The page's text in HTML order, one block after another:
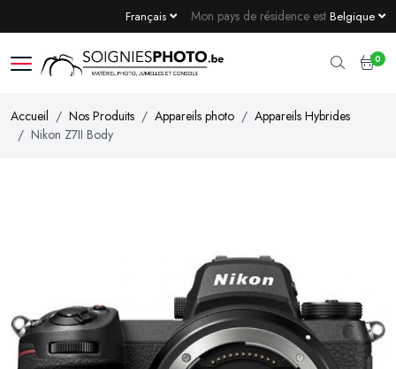
Mon pays de résidence est Belgique
Français
0
Accueil Nos Produits Appareils photo
Appareils Hybrides
Nikon Z7II Body